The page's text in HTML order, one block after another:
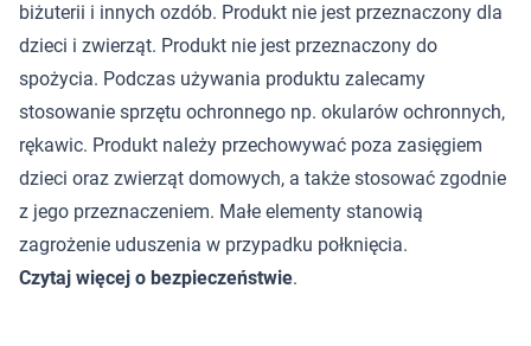
biżuterii i innych ozdób. Produkt nie jest przeznaczony dla
dzieci i zwierząt. Produkt nie jest przeznaczony do
spożycia. Podczas używania produktu zalecamy
stosowanie sprzętu ochronnego np. okularów ochronnych,
rękawic. Produkt należy przechowywać poza zasięgiem
dzieci oraz zwierząt domowych, a także stosować zgodnie
z jego przeznaczeniem. Małe elementy stanowią
zagrożenie uduszenia w przypadku połknięcia.
Czytaj więcej o bezpieczeństwie.